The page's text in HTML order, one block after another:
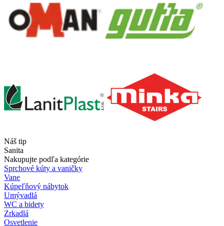
Náš tip
Sanita
Nakupujte podľa kategórie
Sprchové kúty a vaničky
Vane
Kúpeľňový nábytok
Umývadlá
WC a bidety
Zrkadlá
Osvetlenie